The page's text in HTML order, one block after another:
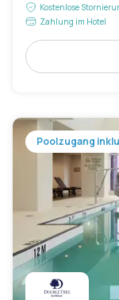
Kostenlose
Zahlung im Hotel
Poolzugang